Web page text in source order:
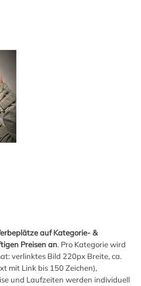
auf Kategorie- &
Preisen an. Pro Kategorie wird
verlinktes Bild 220px Breite, ca.
mit Link bis 150 Zeichen),
und Laufzeiten werden individuell